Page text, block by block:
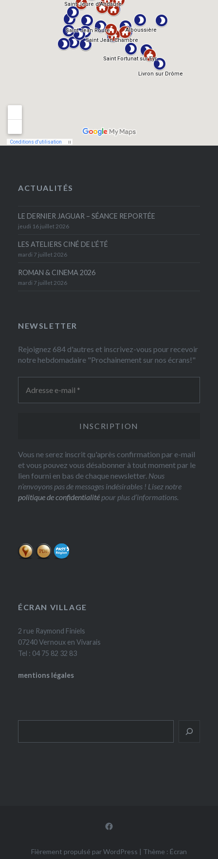
ACTUALITÉS
LE DERNIER JAGUAR – SÉANCE REPORTÉE
jeudi 16 juillet 2026
LES ATELIERS CINÉ DE L’ÉTÉ
mardi 7 juillet 2026
ROMAN & CINEMA 2026
mardi 7 juillet 2026
NEWSLETTER
Rejoignez 684 d'autres et inscrivez-vous pour recevoir
notre hebdomadaire "Prochainement sur nos écrans!"
Vous ne serez inscrit qu'après confirmation par e-mail
et vous pouvez vous désabonner à tout moment par le
lien fourni en bas de chaque newsletter. Nous
n’envoyons pas de messages indésirables ! Lisez notre
politique de confidentialité pour plus d’informations.
ÉCRAN VILLAGE
2 rue Raymond Finiels
07240 Vernoux en Vivarais
Tel : 04 75 82 32 83
mentions légales
Facebook
Fièrement propulsé par WordPress | Thème : Écran